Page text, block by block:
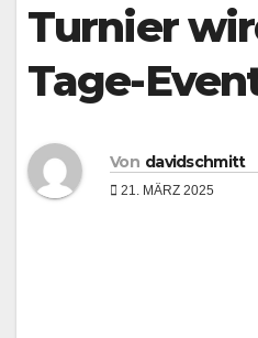
Turnier
Tage-
Von davidschmitt
21. MÄRZ 2025